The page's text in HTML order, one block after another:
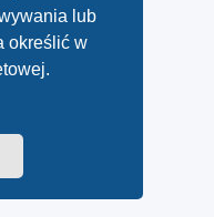
lub
określić w